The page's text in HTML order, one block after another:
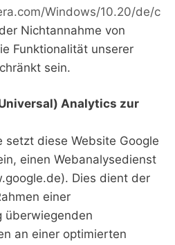
Windows/10.20/de/c
Nichtannahme von
Funktionalität unserer
sein.
Analytics zur
setzt diese Website Google
einen Webanalysedienst
Dies dient der
einer
überwiegenden
an einer optimierten